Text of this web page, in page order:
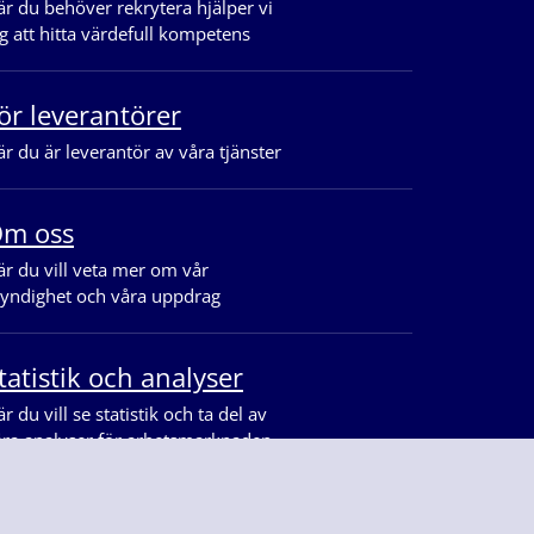
du behöver rekrytera hjälper vi
att hitta värdefull kompetens
leverantörer
du är leverantör av våra tjänster
oss
du vill veta mer om vår
och våra uppdrag
och analyser
du vill se statistik och ta del av
analyser för arbetsmarknaden